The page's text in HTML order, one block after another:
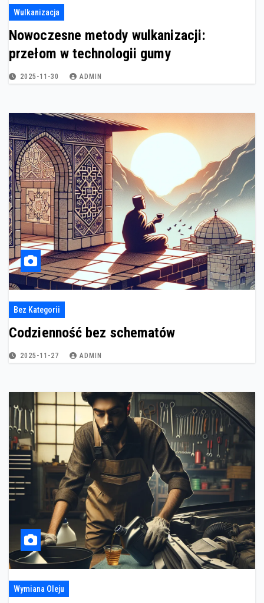
Wulkanizacja
Nowoczesne metody wulkanizacji:
przełom w technologii gumy
2025-11-30 ADMIN
Bez Kategorii
Codzienność bez schematów
2025-11-27 ADMIN
Wymiana Oleju